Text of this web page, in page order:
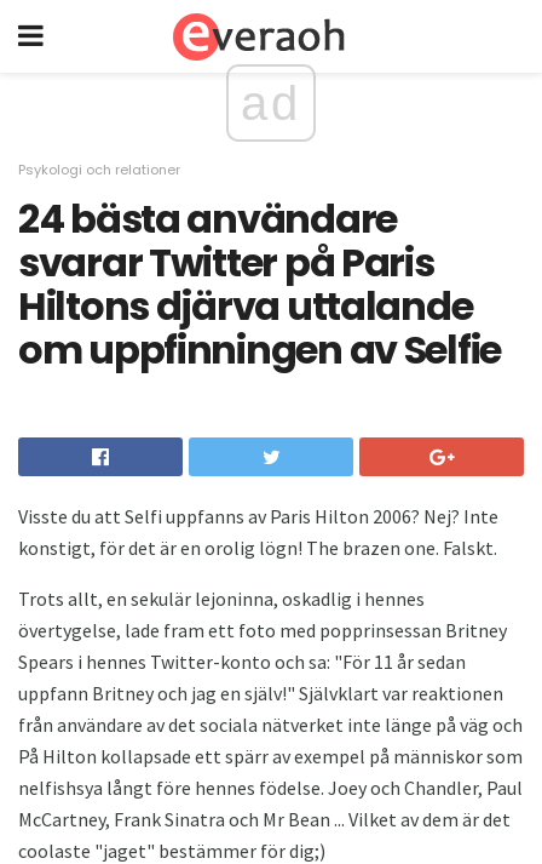
ad
Psykologi och relationer
24 bästa användare
svarar Twitter på Paris
Hiltons djärva uttalande
om uppfinningen av Selfie
Visste du att Selfi uppfanns av Paris Hilton 2006? Nej? Inte
konstigt, för det är en orolig lögn! The brazen one. Falskt.
Trots allt, en sekulär lejoninna, oskadlig i hennes
övertygelse, lade fram ett foto med popprinsessan Britney
Spears i hennes Twitter-konto och sa: "För 11 år sedan
uppfann Britney och jag en själv!" Självklart var reaktionen
från användare av det sociala nätverket inte länge på väg och
På Hilton kollapsade ett spärr av exempel på människor som
nelfishsya långt före hennes födelse. Joey och Chandler, Paul
McCartney, Frank Sinatra och Mr Bean ... Vilket av dem är det
coolaste "jaget" bestämmer för dig;)